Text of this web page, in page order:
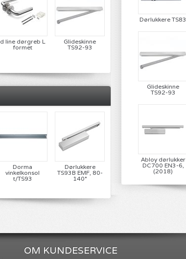
d line dørgreb L
formet
Glideskinne
TS92-93
Dorma
vinkelkonsol
t/TS93
Dørlukkere
TS93B EMF, 80-
140°
Dørlukkere TS83
Glideskinne
TS92-93
Abloy dørlukker
DC700 EN3-6,
(2018)
OM KUNDESERVICE